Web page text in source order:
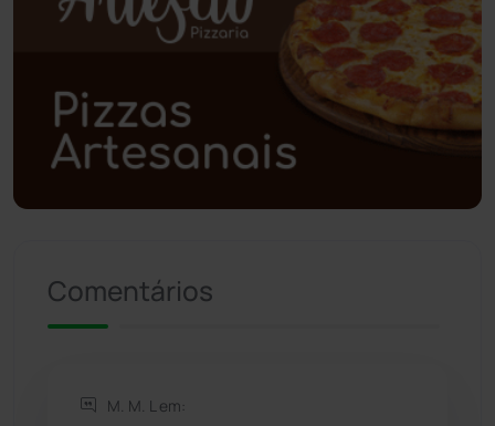
Polícia Civil (59)
Polícia Militar (27)
Política
Riacho de Santana
Rio do Antônio
Comentários
M. M. L em: